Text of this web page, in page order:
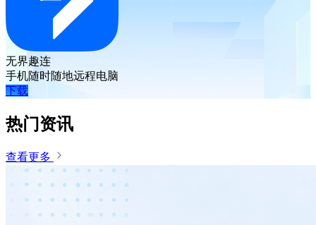
无界趣连
手机随时随地远程电脑
下载
热门资讯
查看更多